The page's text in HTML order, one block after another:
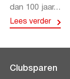
dan 100 jaar...
Lees verder
Clubsparen